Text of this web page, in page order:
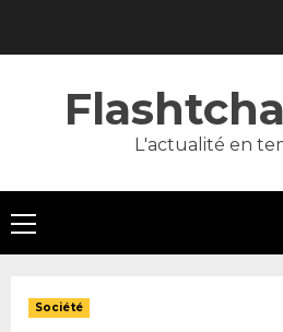
L'actualité en
Primary
Menu
Société